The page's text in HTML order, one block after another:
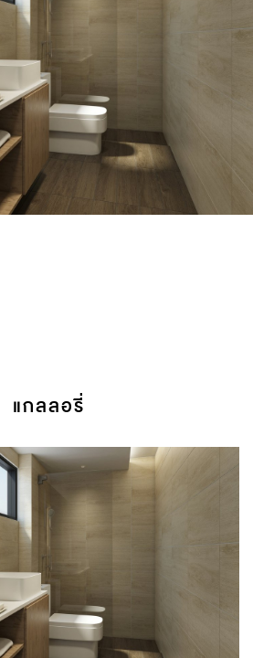
แกลลอรี่